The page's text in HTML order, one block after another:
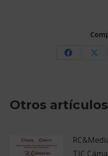
Share
Otros artículos
TIC